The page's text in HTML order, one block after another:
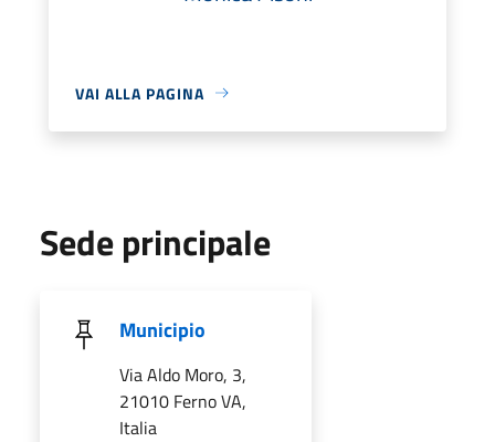
VAI ALLA PAGINA
Sede principale
Municipio
Via Aldo Moro, 3,
21010 Ferno VA,
Italia